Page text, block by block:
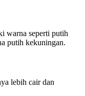
warna seperti putih
putih kekuningan.
lebih cair dan